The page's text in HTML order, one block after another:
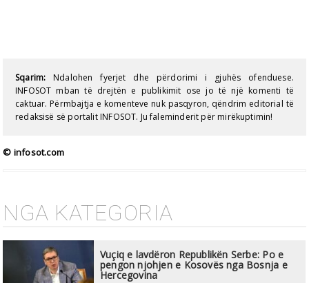
Sqarim: Ndalohen fyerjet dhe përdorimi i gjuhës ofenduese.
INFOSOT mban të drejtën e publikimit ose jo të një komenti të
caktuar. Përmbajtja e komenteve nuk pasqyron, qëndrim editorial të
redaksisë së portalit INFOSOT. Ju faleminderit për mirëkuptimin!
© infosot.com
NGA KATEGORIA
Vuçiq e lavdëron Republikën Serbe: Po e
pengon njohjen e Kosovës nga Bosnja e
Hercegovina